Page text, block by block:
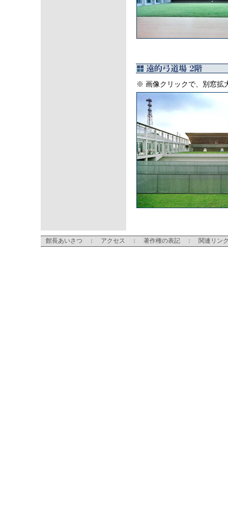
※ 画像クリックで、別窓拡
館長あいさつ ： アクセス ： 著作権の表記 ： 関連リン